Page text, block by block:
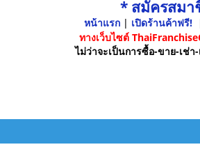
* สมัครสมา
หน้าแรก| เปิดร้านค้าฟรี!
ทางเว็บไซต์
ไม่ว่าจะเป็นการซื้อ-ขาย-เช่